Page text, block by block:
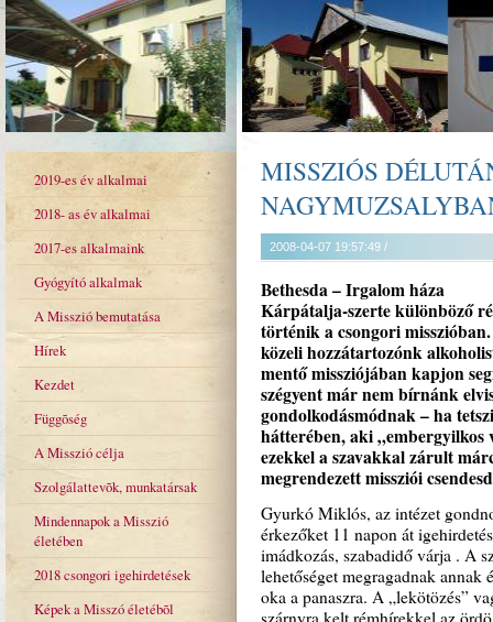
2019-es év alkalmai
2018- as év alkalmai
2017-es alkalmaink
Gyógyító alkalmak
A Misszió bemutatása
Hírek
Kezdet
Függõség
A Misszió célja
Szolgálattevõk, munkatársak
Mindennapok a Misszió
életében
2018 csongori igehirdetések
Képek a Misszó életébõl
MISSZIÓS
2008-04-07 19:57:49 /
Bethesda – Irgalom háza
Kárpátalja-szerte különböző
történik a csongori
közeli hozzátartozónk
mentő missziójában kapjon
szégyent már nem bírnánk
gondolkodásmódnak – ha
hátterében, aki „embergyilkos
ezekkel a szavakkal zárult
megrendezett missziói
Gyurkó Miklós, az intézet
érkezőket 11 napon át
imádkozás, szabadidő várja . A
lehetőséget megragadnak annak
oka a panaszra. A „lekötözés”
szárnyra kelt rémhírekkel az